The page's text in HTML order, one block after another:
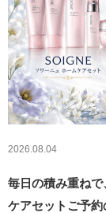
2026.08.04
毎日の積み
ケアセットご予約